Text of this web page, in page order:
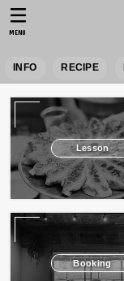
INFO RECIPE
MENU
Lesson
Booking